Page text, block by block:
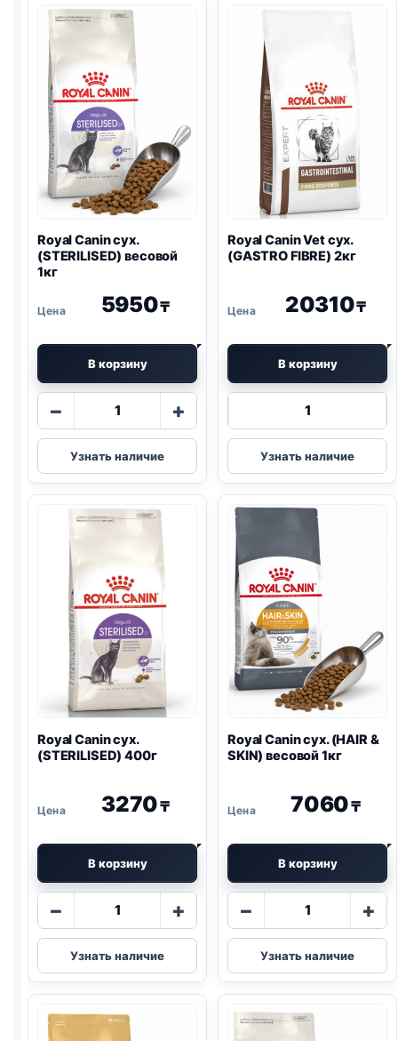
400г
Royal Canin сух.
(STERILISED) весовой
1кг
5950₸
В корзину
−
Количество
Royal
Canin
сух.
(STERILISED)
весовой
+
Узнать наличие
Royal Canin Vet сух.
(GASTROFIBRE) 2кг
20310₸
В корзину
Количество
Royal
Canin
Vet
сух.
GASTRO
FIBRE)
2кг
Узнать наличие
Royal Canin сух.
(STERILISED) 400г
3270₸
В корзину
−
Количество
Royal
Canin
сух.
400г
+
Узнать наличие
Royal Canin сух. (HAIR &
SKIN) весовой 1кг
7060₸
В корзину
−
Количество
Royal
Canin
сух.
&
+
Узнать наличие